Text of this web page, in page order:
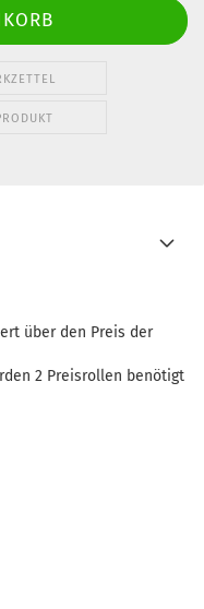
über den Preis der
2 Preisrollen benötigt